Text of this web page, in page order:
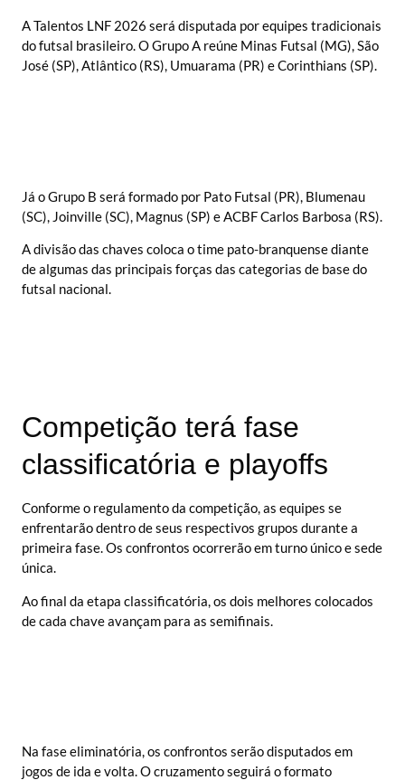
A Talentos LNF 2026 será disputada por equipes tradicionais
do futsal brasileiro. O Grupo A reúne Minas Futsal (MG), São
José (SP), Atlântico (RS), Umuarama (PR) e Corinthians (SP).
Já o Grupo B será formado por Pato Futsal (PR), Blumenau
(SC), Joinville (SC), Magnus (SP) e ACBF Carlos Barbosa (RS).
A divisão das chaves coloca o time pato-branquense diante
de algumas das principais forças das categorias de base do
futsal nacional.
Competição terá fase
classificatória e playoffs
Conforme o regulamento da competição, as equipes se
enfrentarão dentro de seus respectivos grupos durante a
primeira fase. Os confrontos ocorrerão em turno único e sede
única.
Ao final da etapa classificatória, os dois melhores colocados
de cada chave avançam para as semifinais.
Na fase eliminatória, os confrontos serão disputados em
jogos de ida e volta. O cruzamento seguirá o formato